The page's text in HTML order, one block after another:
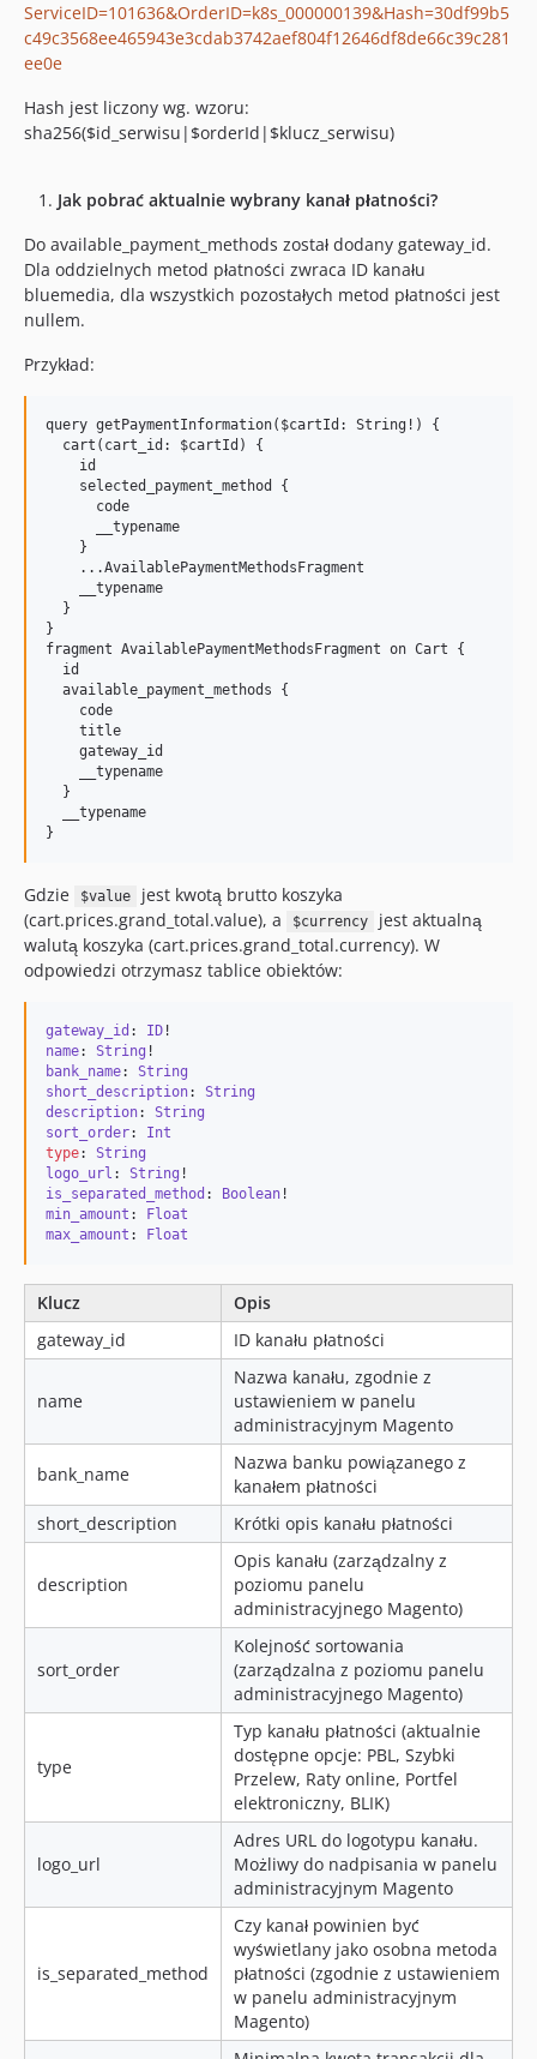
ServiceID=101636&OrderID=k8s_000000139&Hash=30df99b5
c49c3568ee465943e3cdab3742aef804f12646df8de66c39c281
ee0e
Hash jest liczony wg. wzoru:
sha256($id_serwisu|$orderId|$klucz_serwisu)
Jak pobrać aktualnie wybrany kanał płatności?
Do available_payment_methods został dodany gateway_id.
Dla oddzielnych metod płatności zwraca ID kanału
bluemedia, dla wszystkich pozostałych metod płatności jest
nullem.
Przykład:
query getPaymentInformation($cartId: String!) {
  cart(cart_id: $cartId) {
    id
    selected_payment_method {
      code
      __typename
    }
    ...AvailablePaymentMethodsFragment
    __typename
  }
}
fragment AvailablePaymentMethodsFragment on Cart {
  id
  available_payment_methods {
    code
    title
    gateway_id
    __typename
  }
  __typename
Gdzie $value
jest kwotą brutto koszyka
(cart.prices.grand_total.value), a
$currency
jest aktualną
walutą koszyka (cart.prices.grand_total.currency). W
odpowiedzi otrzymasz tablice obiektów:
gateway_id : ID
name: String
bank_name: String
short_description: String
description: String
sort_order: Int
type: String
logo_url : String
is_separated_method : Boolean
min_amount :
Float
max_amount : Float
Klucz
Opis
gateway_id
ID kanału płatności
name
Nazwa kanału, zgodnie z
ustawieniem w panelu
administracyjnym Magento
bank_name
Nazwa banku powiązanego z
kanałem płatności
short_description
Krótki opis kanału płatności
description
Opis kanału (zarządzalny z
poziomu panelu
administracyjnego Magento)
sort_order
Kolejność sortowania
(zarządzalna z poziomu panelu
administracyjnego Magento)
type
Typ kanału płatności (aktualnie
dostępne opcje: PBL, Szybki
Przelew, Raty online, Portfel
elektroniczny, BLIK)
logo_url
Adres URL do logotypu kanału.
Możliwy do nadpisania w panelu
administracyjnym Magento
is_separated_method
Czy kanał powinien być
wyświetlany jako osobna metoda
płatności (zgodnie z ustawieniem
w panelu administracyjnym
Magento)